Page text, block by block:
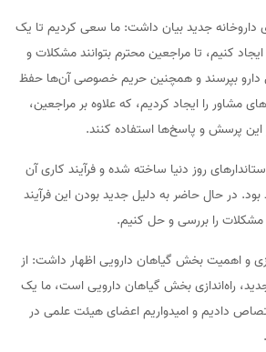
جدید بیان داشت: ما سعی کردیم تا یک
ایجاد کنیم، تا مراجعین محترم بتوانند مشکلات و
بپرسند و همچنین حریم خصوصی آن‌ها حفظ
مشاور را ایجاد کردیم، که علاوه بر مراجعین،
این پرسش و پاسخ‌ها استفاده کنند.
روز دنیا ساخته شده و فرآیند کاری آن
در حال حاضر به دلیل جدید بودن این فرآیند
را بررسی و حل کنیم.
و اهمیت بخش گیاهان دارویی اظهار داشت: از
راه‌اندازی بخش گیاهان دارویی است، ما یک
دادیم و امیدواریم اعضای هیئت علمی در